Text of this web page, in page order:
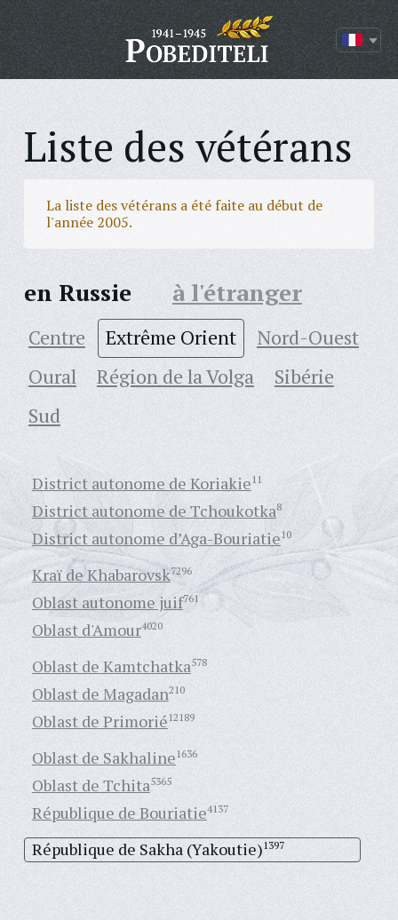
Liste des vétérans
La liste des vétérans a été faite au début de
l'année 2005.
en Russie à l'étranger
Centre Extrême Orient
Nord-Ouest
Oural
Région de la Volga
Sibérie
Sud
District autonome de Koriakie11
District autonome de Tchoukotka8
District autonome d’Aga-Bouriatie10
Kraï de Khabarovsk7296
Oblast autonome juif761
Oblast d'Amour4020
Oblast de Kamtchatka578
Oblast de Magadan210
Oblast de Primorié12189
Oblast de Sakhaline1636
Oblast de Tchita5365
République de Bouriatie4137
République de Sakha (Yakoutie)1397